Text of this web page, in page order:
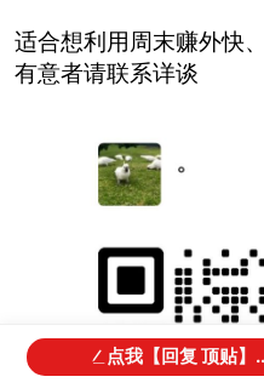
适合想利用周末赚外快
有意者请联系详谈
点我【回复 顶贴】